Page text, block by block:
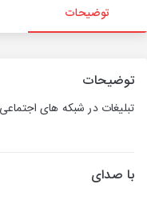
توضیحات
توضیحات
تبلیغات در شبکه های
با صدای